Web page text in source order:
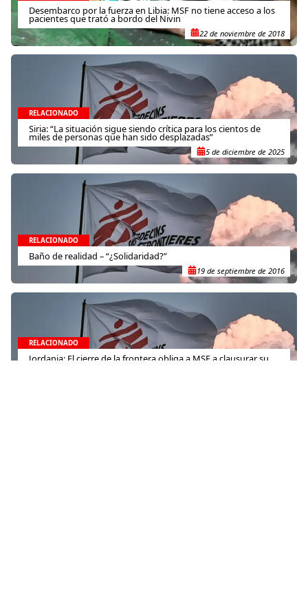
Desembarco por la fuerza en Libia: MSF no tiene acceso a los
pacientes que trató a bordo del Nivin
22 de noviembre de 2018
RELACIONADO
Siria: “La situación sigue siendo crítica para los cientos de
miles de personas que han sido desplazadas”
5 de diciembre de 2025
RELACIONADO
Baño de realidad – “¿Solidaridad?”
19 de septiembre de 2016
RELACIONADO
Jordania: El cierre de la frontera obliga a MSF a clausurar su